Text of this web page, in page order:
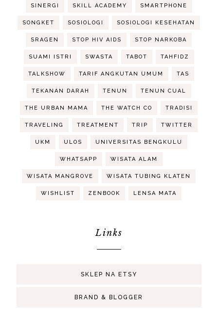
SINERGI SKILL ACADEMY SMARTPHONE
SONGKET SOSIOLOGI SOSIOLOGI KESEHATAN
SRAGEN STOP HIV AIDS STOP NARKOBA
SUAMI ISTRI SWASTA TABOT TAHFIDZ
TALKSHOW TARIF ANGKUTAN UMUM TAS
TEKANAN DARAH TENUN TENUN CUAL
THE URBAN MAMA THE WATCH CO TRADISI
TRAVELING TREATMENT TRIP TWITTER
UKM ULOS UNIVERSITAS BENGKULU
WHATSAPP WISATA ALAM
WISATA MANGROVE WISATA TUBING KLATEN
WISHLIST ZENBOOK LENSA MATA
Links
SKLEP NA ETSY
BRAND & BLOGGER